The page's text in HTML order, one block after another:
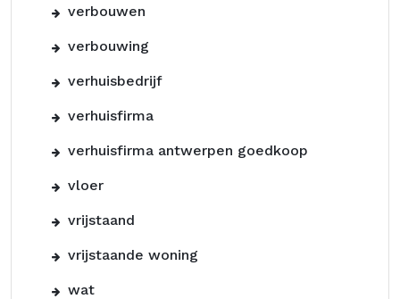
verbouwen
verbouwing
verhuisbedrijf
verhuisfirma
verhuisfirma antwerpen goedkoop
vloer
vrijstaand
vrijstaande woning
wat